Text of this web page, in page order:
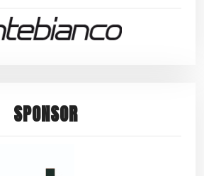
SPONSOR